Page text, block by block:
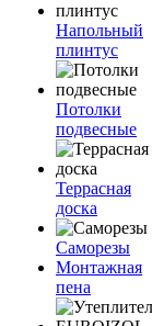
Напольный
плинтус
Потолки
подвесные
Террасная
доска
Саморезы
Монтажная
пена